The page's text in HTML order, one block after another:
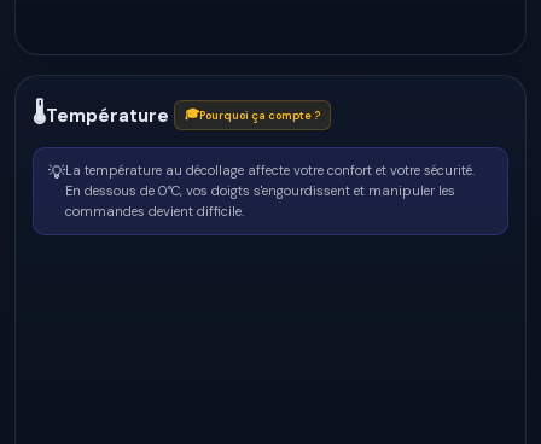
🌡Température 🎓Pourquoi ça compte ?
💡La température au décollage affecte votre confort et votre sécurité.
En dessous de 0°C, vos doigts s'engourdissent et manipuler les
commandes devient difficile.